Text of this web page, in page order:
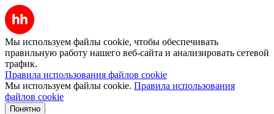
Мы используем файлы cookie, чтобы обеспечивать
правильную работу нашего веб-сайта и анализировать сетевой
трафик.
Правила использования файлов cookie
Мы используем файлы cookie. Правила использования
файлов cookie
Понятно